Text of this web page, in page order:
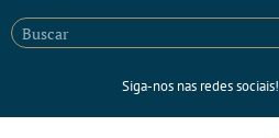
Siga-nos nas redes sociais!